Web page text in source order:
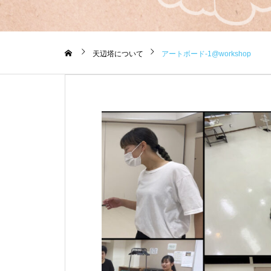
天辺塔について アートボード-1@workshop